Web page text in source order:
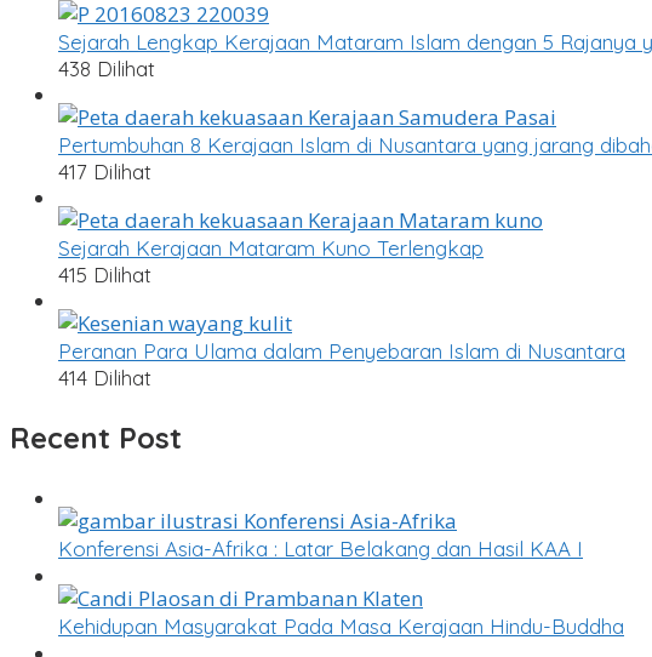
Sejarah Lengkap Kerajaan Mataram Islam dengan 5 Rajanya
438 Dilihat
Pertumbuhan 8 Kerajaan Islam di Nusantara yang jarang
417 Dilihat
Sejarah Kerajaan Mataram Kuno Terlengkap
415 Dilihat
Peranan Para Ulama dalam Penyebaran Islam di Nusantara
414 Dilihat
Recent Post
Konferensi Asia-Afrika : Latar Belakang dan Hasil KAA I
Kehidupan Masyarakat Pada Masa Kerajaan Hindu-Buddha